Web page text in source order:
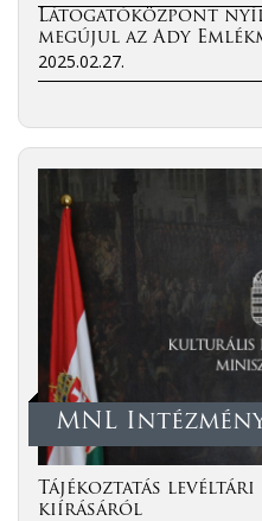
Látogatóközpont
megújul az Ady
2025.02.27.
MNL
Tájékoztatás levéltári
kiírásáról